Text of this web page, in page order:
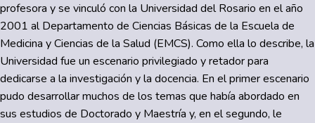
profesora y se vinculó con la Universidad del Rosario en el año
2001 al Departamento de Ciencias Básicas de la Escuela de
Medicina y Ciencias de la Salud (EMCS). Como ella lo describe, la
Universidad fue un escenario privilegiado y retador para
dedicarse a la investigación y la docencia. En el primer escenario
pudo desarrollar muchos de los temas que había abordado en
sus estudios de Doctorado y Maestría y, en el segundo, le